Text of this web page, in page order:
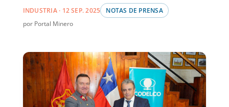
INDUSTRIA · 12 SEP. 2025 NOTAS DE PRENSA
por Portal Minero